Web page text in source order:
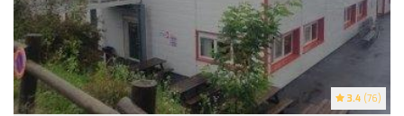
3.4 (76)